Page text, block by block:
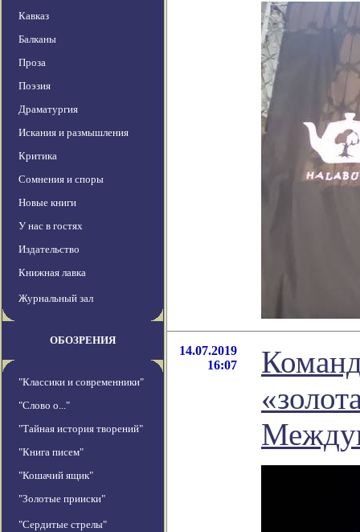
Кавказ
Балканы
Проза
Поэзия
Драматургия
Искания и размышления
Критика
Сомнения и споры
Новые книги
У нас в гостях
Издательство
Книжная лавка
Журнальный зал
ОБОЗРЕНИЯ
"Классики и современники"
"Слово о..."
"Тайная история творений"
"Книга писем"
"Кошачий ящик"
"Золотые прииски"
"Сердитые стрелы"
14.07.2019
16:07